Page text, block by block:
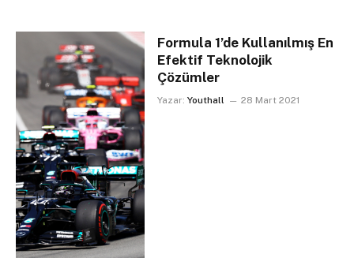
Formula 1’de Kullanılmış En
Efektif Teknolojik
Çözümler
Yazar: Youthall 28 Mart 2021